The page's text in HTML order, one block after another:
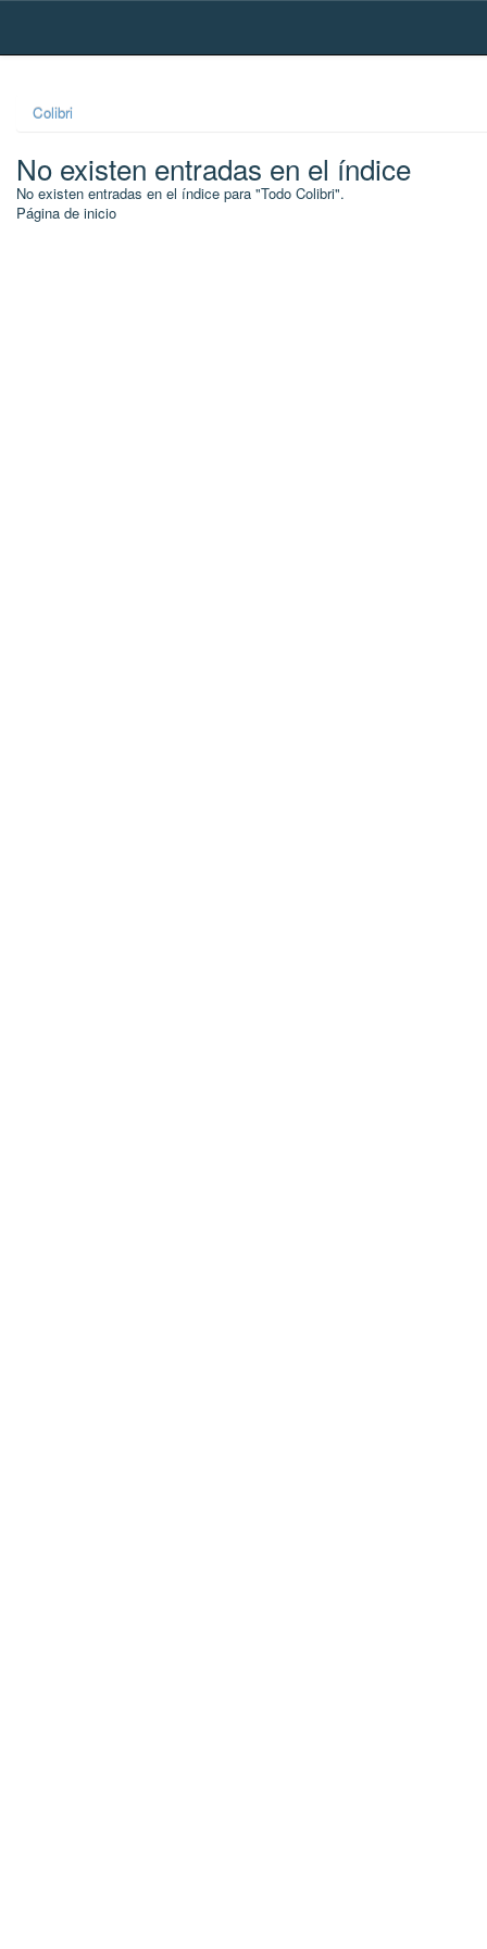
Skip
Colibri
No existen entradas en el índice
No existen entradas en el índice para "Todo Colibri".
Página de inicio